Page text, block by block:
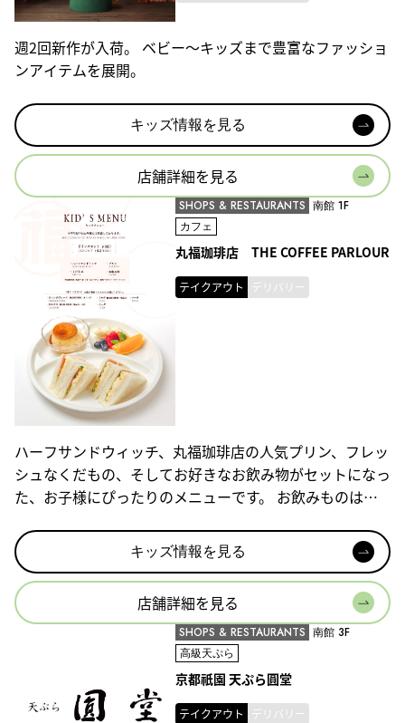
週2回新作が入荷。 ベビー～キッズまで豊富なファッショ
ンアイテムを展開。
キッズ情報を見る
店舗詳細を見る
SHOPS & RESTAURANTS 南館 1F
カフェ
丸福珈琲店 THE COFFEE PARLOUR
テイクアウト デリバリー
ハーフサンドウィッチ、丸福珈琲店の人気プリン、フレッ
シュなくだもの、そしてお好きなお飲み物がセットになっ
た、お子様にぴったりのメニューです。 お飲みものはこ
ルク、カルピス、メロンソーダ） おいしくて楽しい食事
の時間をお楽しみいただけます♪
キッズ情報を見る
店舗詳細を見る
SHOPS & RESTAURANTS 南館 3F
高級天ぷら
京都祇園 天ぷら圓堂
テイクアウト デリバリー